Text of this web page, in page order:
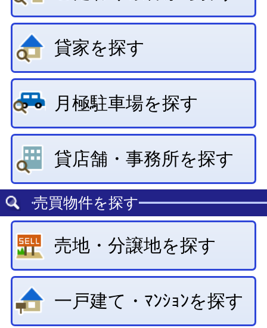
貸店舗・事務所を探す
売買物件を探す
売地・分譲地を探す
一戸建て・ﾏﾝｼｮﾝを探す
事業用物件を探す
当社のご案内
株式会社アーバンホームズ
〒030-0861
青森県青森市長島4丁目23-14
TEL : 017-734-4141
FAX : 017-734-7159
■営業時間
平日 9:00～18:00